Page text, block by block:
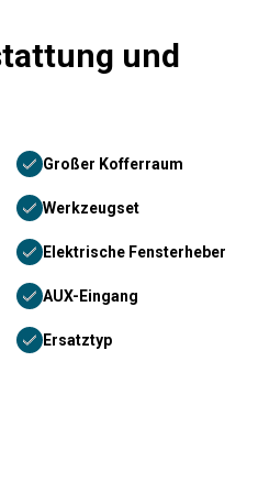
und
Großer Kofferraum
Werkzeugset
Elektrische Fensterheber
AUX-Eingang
Ersatztyp